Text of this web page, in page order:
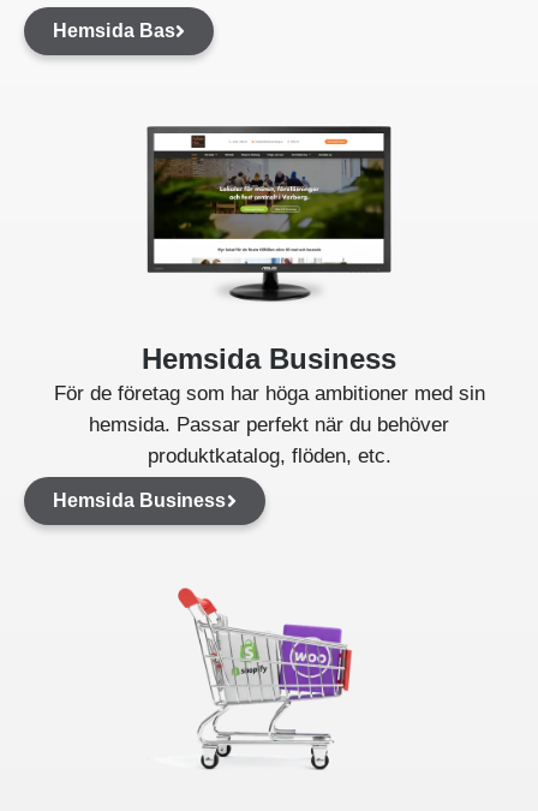
Hemsida Bas
Hemsida Business
För de företag som har höga ambitioner med sin
hemsida. Passar perfekt när du behöver
produktkatalog, flöden, etc.
Hemsida Business